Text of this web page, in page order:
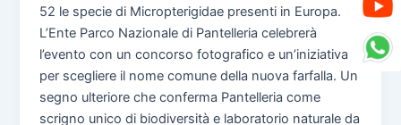
52 le specie di Micropterigidae presenti in Europa.
L’Ente Parco Nazionale di Pantelleria celebrerà
l’evento con un concorso fotografico e un’iniziativa
per scegliere il nome comune della nuova farfalla. Un
segno ulteriore che conferma Pantelleria come
scrigno unico di biodiversità e laboratorio naturale da